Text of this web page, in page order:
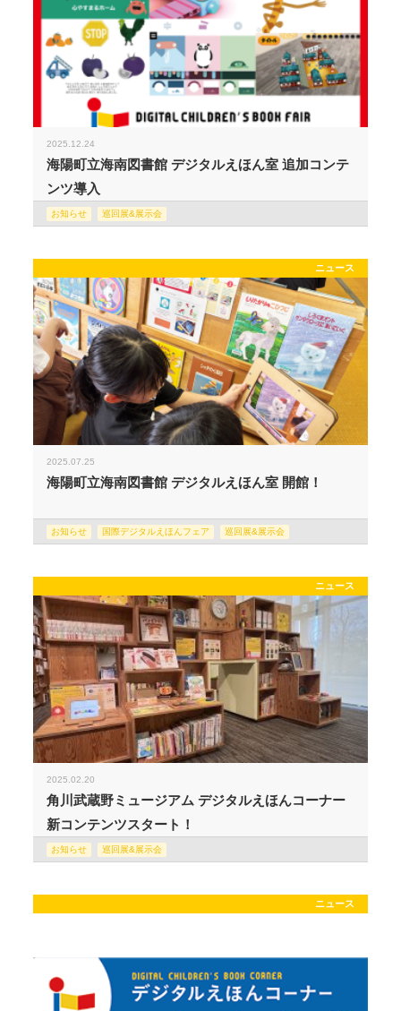
2025.12.24
海陽町立海南図書館 デジタルえほん室 追加コンテ
ンツ導入
お知らせ 巡回展&展示会
ニュース
2025.07.25
海陽町立海南図書館 デジタルえほん室 開館！
お知らせ 国際デジタルえほんフェア 巡回展&展示会
ニュース
2025.02.20
角川武蔵野ミュージアム デジタルえほんコーナー
新コンテンツスタート！
お知らせ 巡回展&展示会
ニュース